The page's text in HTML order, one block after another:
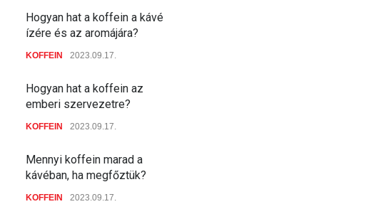
Hogyan hat a koffein a kávé
ízére és az aromájára?
KOFFEIN 2023.09.17.
Hogyan hat a koffein az
emberi szervezetre?
KOFFEIN 2023.09.17.
Mennyi koffein marad a
kávéban, ha megfőztük?
KOFFEIN 2023.09.17.